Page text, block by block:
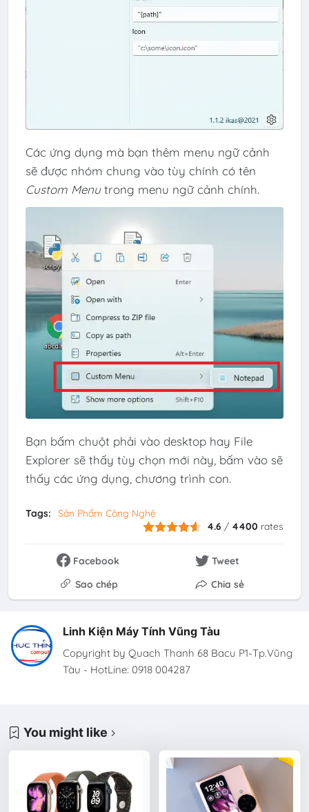
Các ứng dụng mà bạn thêm menu ngữ cảnh
sẽ được nhóm chung vào tùy chính có tên
Custom Menutrong menu ngữ cảnh chính.
Bạn bấm chuột phải vào desktop hay File
Explorer sẽ thấy tùy chọn mới này, bấm vào sẽ
thấy các ứng dụng, chương trình con.
Tags:
Sản Phẩm Công Nghệ
4.6 / 4400 rates
Facebook
Tweet
Sao chép
Chia sẻ
Linh Kiện Máy Tính Vũng Tàu
Copyright by Quach Thanh 68 Bacu P1-Tp.Vũng
Tàu - HotLine: 0918 004287
You might like